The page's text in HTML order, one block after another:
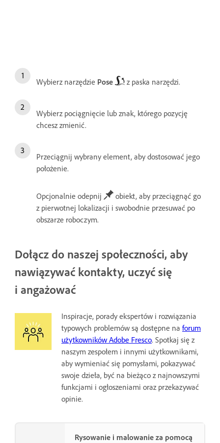
Wybierz narzędzie Pose z paska narzędzi.
Wybierz pociągnięcie lub znak, którego pozycję
chcesz zmienić.
Przeciągnij wybrany element, aby dostosować jego
położenie.
Opcjonalnie odepnij
obiekt, aby przeciągnąć go
z pierwotnej lokalizacji i swobodnie przesuwać po
obszarze roboczym.
Dołącz do naszej społeczności, aby
nawiązywać kontakty, uczyć się
i angażować
Inspiracje, porady ekspertów i rozwiązania
typowych problemów są dostępne na forum
użytkowników Adobe Fresco. Spotkaj się z
naszym zespołem i innymi użytkownikami,
aby wymieniać się pomysłami, pokazywać
swoje dzieła, być na bieżąco z najnowszymi
funkcjami i ogłoszeniami oraz przekazywać
opinie.
Rysowanie i malowanie za pomocą